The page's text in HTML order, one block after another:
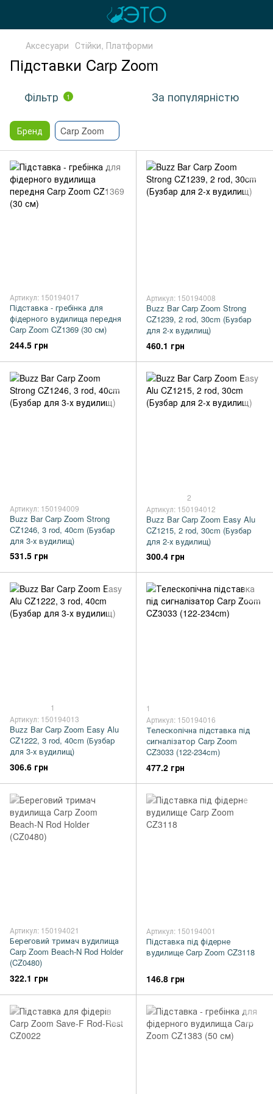
Аксесуари Стійки, Платформи
Підставки Carp Zoom
Фільтр 1 За популярністю
Бренд Carp Zoom
Артикул: 150194017
Підставка - гребінка для
фідерного вудилища передня
Carp Zoom CZ1369 (30 см)
244.5 грн
Артикул: 150194008
Buzz Bar Carp Zoom Strong
CZ1239, 2 rod, 30cm (Бузбар
для 2-х вудилищ)
460.1 грн
Артикул: 150194009
Buzz Bar Carp Zoom Strong
CZ1246, 3 rod, 40cm (Бузбар
для 3-х вудилищ)
531.5 грн
2
Артикул: 150194012
Buzz Bar Carp Zoom Easy Alu
CZ1215, 2 rod, 30cm (Бузбар
для 2-х вудилищ)
300.4 грн
1
Артикул: 150194013
Buzz Bar Carp Zoom Easy Alu
CZ1222, 3 rod, 40cm (Бузбар
для 3-х вудилищ)
306.6 грн
1
Артикул: 150194016
Телескопічна підставка під
сигналізатор Carp Zoom
CZ3033 (122-234cm)
477.2 грн
Артикул: 150194021
Береговий тримач вудилища
Carp Zoom Beach-N Rod Holder
(CZ0480)
322.1 грн
Артикул: 150194001
Підставка під фідерне
вудилище Carp Zoom CZ3118
146.8 грн